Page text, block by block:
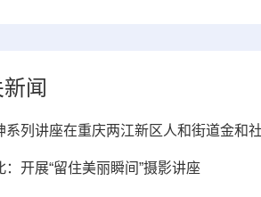
闻
系列讲座在重庆两江新区人和街道金和社
：开展“留住美丽瞬间”摄影讲座